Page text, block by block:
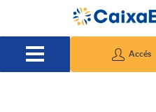
Salta al contingut principal
Accés